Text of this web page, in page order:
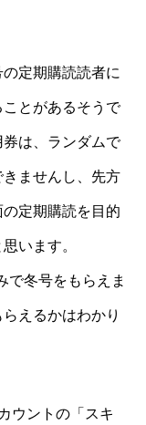
定期購読読者に
とがあるそうで
は、ランダムで
ませんし、先方
定期購読を目的
います。
冬号をもらえま
えるかはわかり
ウントの「 スキ